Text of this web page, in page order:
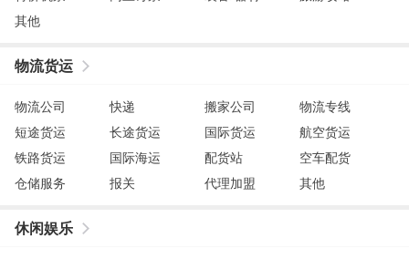
其他
物流货运
物流公司 快递 搬家公司
物流专线
短途货运
长途货运 国际货运
航空货运
铁路货运
国际海运 配货站
空车配货
仓储服务
报关 代理加盟 其他
休闲娱乐